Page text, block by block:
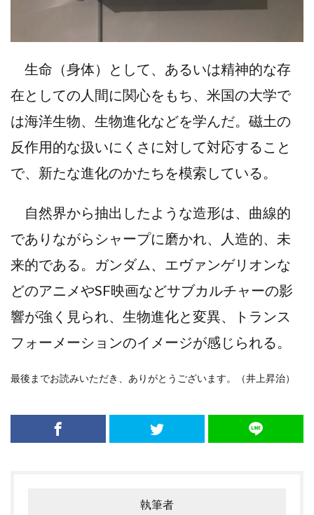
生命（身体）として、あるいは精神的な存
在としての人間に関心をもち、米国の大学で
は海洋生物、生物進化などを学んだ。磁土の
反作用的な扱いにくさに対して対応すること
で、新たな進化のかたちを模索している。
自然界から抽出したような造形は、曲線的
でありながらシャープに磨かれ、人造的、未
来的である。ガンダム、エヴァンゲリオンな
どのアニメやSF映画などサブカルチャーの影
響が強く見られ、生物進化と変異、トランス
フォーメーションのイメージが感じられる。
最後までお読みいただき、ありがとうございます。（井上昇治）
執筆者